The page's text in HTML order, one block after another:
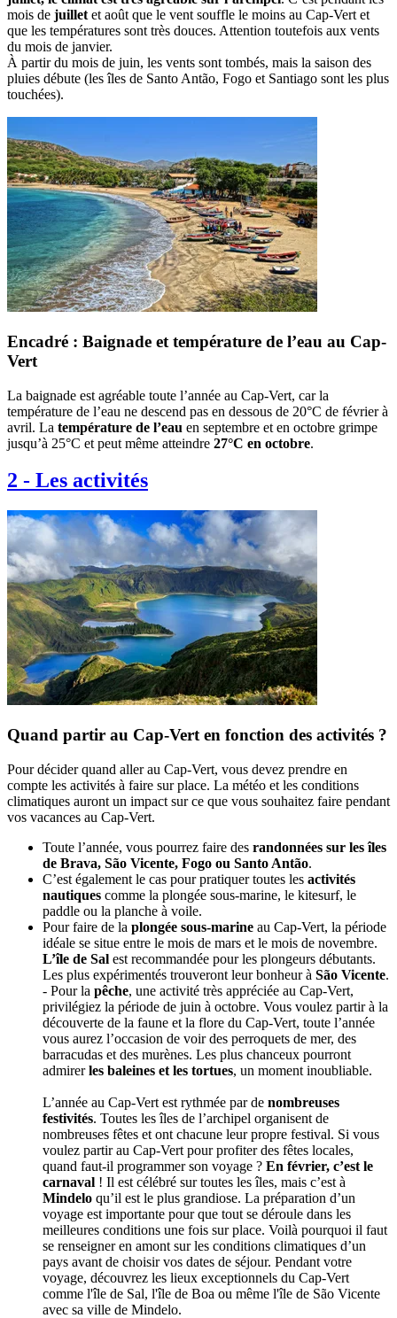
mois de juillet et août que le vent souffle le moins au Cap-Vert et
que les températures sont très douces. Attention toutefois aux vents
du mois de janvier.
À partir du mois de juin, les vents sont tombés, mais la saison des
pluies débute (les îles de Santo Antão, Fogo et Santiago sont les plus
touchées).
Encadré : Baignade et température de l’eau au Cap-
Vert
La baignade est agréable toute l’année au Cap-Vert, car la
température de l’eau ne descend pas en dessous de 20°C de février à
avril. La température de l’eau en septembre et en octobre grimpe
jusqu’à 25°C et peut même atteindre 27°C en octobre.
2 - Les activités
Quand partir au Cap-Vert en fonction des activités ?
Pour décider quand aller au Cap-Vert, vous devez prendre en
compte les activités à faire sur place. La météo et les conditions
climatiques auront un impact sur ce que vous souhaitez faire pendant
vos vacances au Cap-Vert.
Toute l’année, vous pourrez faire des randonnées sur les îles
de Brava, São Vicente, Fogo ou Santo Antão.
C’est également le cas pour pratiquer toutes les activités
nautiques comme la plongée sous-marine, le kitesurf, le
paddle ou la planche à voile.
Pour faire de la plongée sous-marine au Cap-Vert, la période
idéale se situe entre le mois de mars et le mois de novembre.
L’île de Sal est recommandée pour les plongeurs débutants.
Les plus expérimentés trouveront leur bonheur à São Vicente.
- Pour la pêche, une activité très appréciée au Cap-Vert,
privilégiez la période de juin à octobre. Vous voulez partir à la
découverte de la faune et la flore du Cap-Vert, toute l’année
vous aurez l’occasion de voir des perroquets de mer, des
barracudas et des murènes. Les plus chanceux pourront
admirerles baleines et les tortues, un moment inoubliable.
L’année au Cap-Vert est rythmée par de nombreuses
festivités. Toutes les îles de l’archipel organisent de
nombreuses fêtes et ont chacune leur propre festival. Si vous
voulez partir au Cap-Vert pour profiter des fêtes locales,
quand faut-il programmer son voyage ? En février, c’est le
carnaval ! Il est célébré sur toutes les îles, mais c’est à
Mindelo qu’il est le plus grandiose. La préparation d’un
voyage est importante pour que tout se déroule dans les
meilleures conditions une fois sur place. Voilà pourquoi il faut
se renseigner en amont sur les conditions climatiques d’un
pays avant de choisir vos dates de séjour. Pendant votre
voyage, découvrez les lieux exceptionnels du Cap-Vert
comme l'île de Sal, l'île de Boa ou même l'île de São Vicente
avec sa ville de Mindelo.